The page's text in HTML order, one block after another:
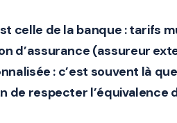
celle de la banque : tarifs
d’assurance (assureur
: c’est souvent là
de respecter l’équivalence